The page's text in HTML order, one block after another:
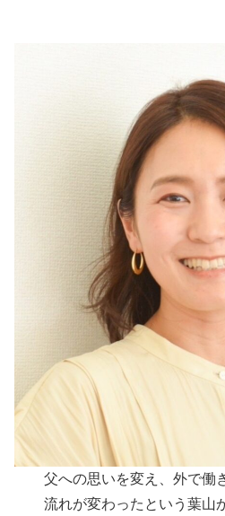
父への思いを変え、外で働
流れが変わったという葉山